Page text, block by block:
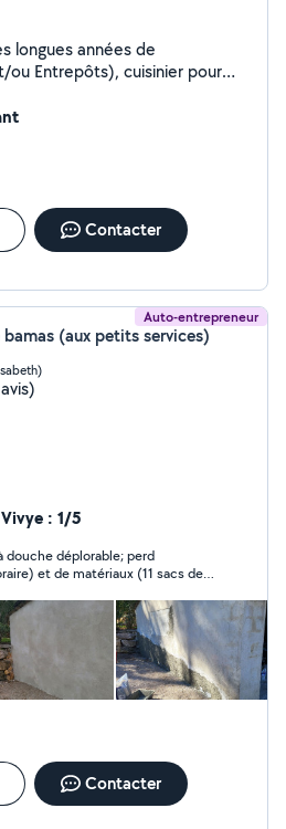
longues années de
ou Entrepôts), cuisinier pour
Sur Villeneuve
Contacter
Auto-entrepreneur
(aux petits services)
: 1/5
douche déplorable; perd
et de matériaux (11 sacs de
pas ses erreurs J'ai arrêté
très déçue ! JE
Contacter